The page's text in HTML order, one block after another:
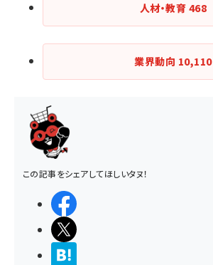
人材・教育 468
業界動向 10,110
この記事をシェアしてほしいタヌ！